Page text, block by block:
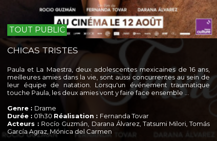
TOUT PUBLIC
CHICAS TRISTES
Paula et La Maestra, deux adolescentes mexicaines de 16 ans,
meilleures amies dans la vie, sont aussi concurrentes au sein de
leur équipe de natation. Lorsqu'un événement traumatique
touche Paula, les deux amies vont y faire face ensemble ...
Genre : Drame
Durée : 01h30 Réalisation : Fernanda Tovar
Acteurs : Rocío Guzmán, Darana Álvarez, Tatsumi Milori, Tomás
García Agraz, Mónica del Carmen